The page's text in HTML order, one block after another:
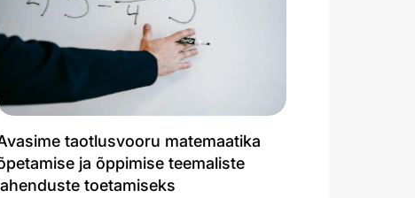
taotlusvooru matemaatika
ja õppimise teemaliste
toetamiseks